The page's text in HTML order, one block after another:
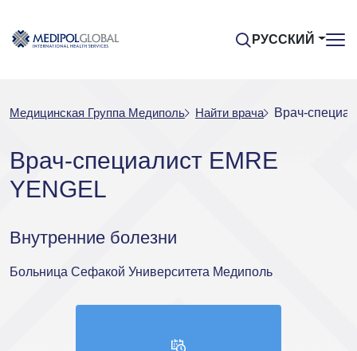
РУССКИЙ
Медицинская Группа Медиполь Найти врача Врач-
Врач-специалист EMRE
YENGEL
Внутренние болезни
Больница Сефакой Университета Медиполь